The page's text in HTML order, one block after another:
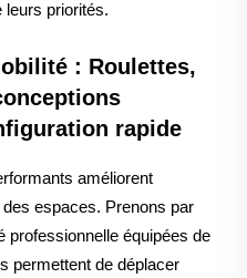
leurs priorités.
: Roulettes,
rapide
améliorent
espaces. Prenons par
professionnelle équipées de
permettent de déplacer